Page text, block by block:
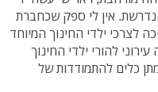
אין לי ספק שכחברת
לצרכי ילדי החינוך המיוחד
להורי ילדי החינוך
כלים להתמודדות של